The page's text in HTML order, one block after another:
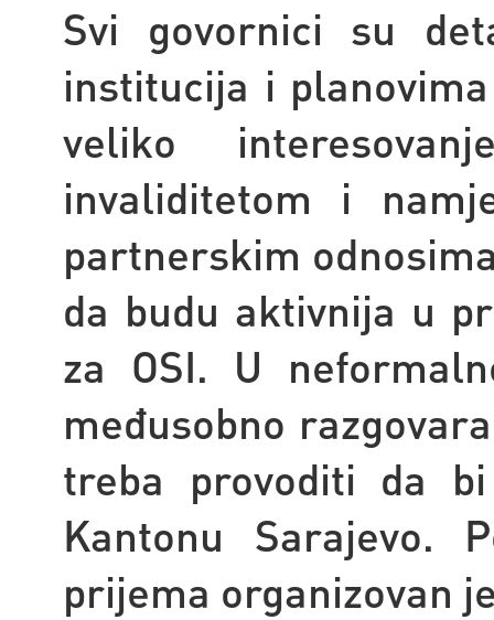
Svi govornici su
institucija i
veliko
invaliditetom i
partnerskim
da budu aktivnija u
za OSI. U
međusobno
treba provoditi da
Kantonu Sarajevo.
prijema organizovan